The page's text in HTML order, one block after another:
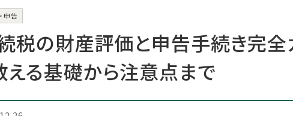
申告
続税の財産評価と申告手続き完
える基礎から注意点まで